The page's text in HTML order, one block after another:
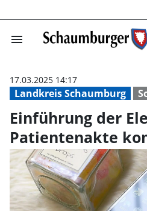
menu
Landkreis Schaumburg
17.03.2025 14:17
Einführung der
Patientenakte